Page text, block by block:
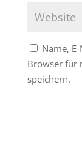
Name,
Browser für
speichern.